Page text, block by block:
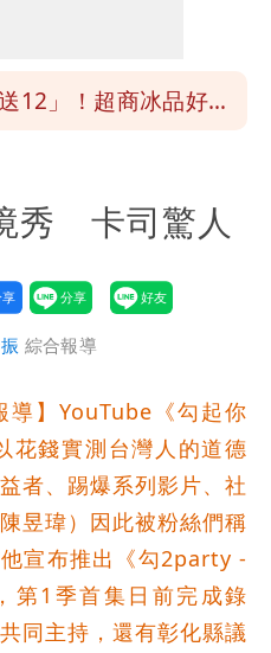
12」！超商冰品好康
怒斥
灣暖捐熊本「1物資」
灣統治
南亞科砸3466億拚先
魔咒
！砲轟財政部「不負責
邉」日料店慘遇惡房
翻臉→存證信逼遷
蘋10點強打）
闆交保！採購、中間
物櫃收費」 網崩潰：
專家：離台又更近 暴
見！士院裁定全交保
秀 卡司驚人
綜合報導
導】YouTube《勾起你
花錢實測台灣人的道德
者、踢爆系列影片、社
昱瑋）因此被粉絲們稱
宣布推出《勾2party -
第1季首集日前完成錄
同主持，還有彰化縣議